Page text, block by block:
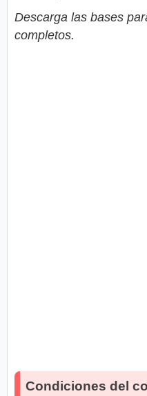
Descarga las bases
completos.
Condiciones del